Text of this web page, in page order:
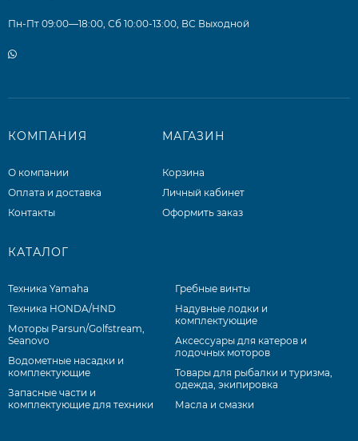
Пн-Пт 09:00—18:00, Сб 10:00-13:00, ВС Выходной
КОМПАНИЯ
О компании
Оплата и доставка
Контакты
МАГАЗИН
Корзина
Личный кабинет
Оформить заказ
КАТАЛОГ
Техника Yamaha
Техника HONDA/HND
Моторы Parsun/Golfstream,
Seanovo
Водометные насадки и
комплектующие
Запасные части и
комплектующие для техники
Гребные винты
Надувные лодки и
комплектующие
Аксессуары для катеров и
лодочных моторов
Товары для рыбалки и туризма,
одежда, экипировка
Масла и смазки